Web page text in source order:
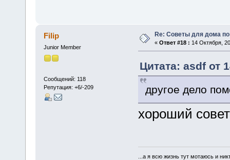
Filip
Junior Member
Сообщений: 118
Репутация: +6/-209
Re: Советы для дома по
« Ответ #18 : 14 Октября,
Цитата: asdf от
другое дело
хороший
...а я всю жизнь тут мотаюсь и